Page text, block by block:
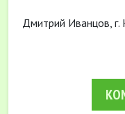
Дмитрий Иванцов, г.